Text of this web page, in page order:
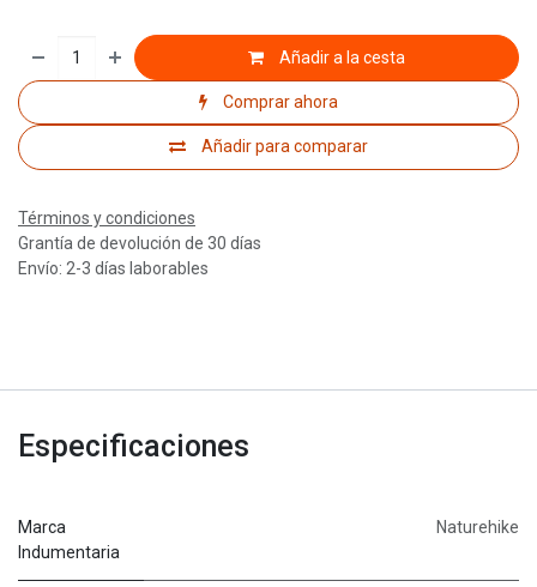
Añadir a la cesta
Comprar ahora
Añadir para comparar
Términos y condiciones
Grantía de devolución de 30 días
Envío: 2-3 días laborables
Especificaciones
Marca
Indumentaria
Naturehike